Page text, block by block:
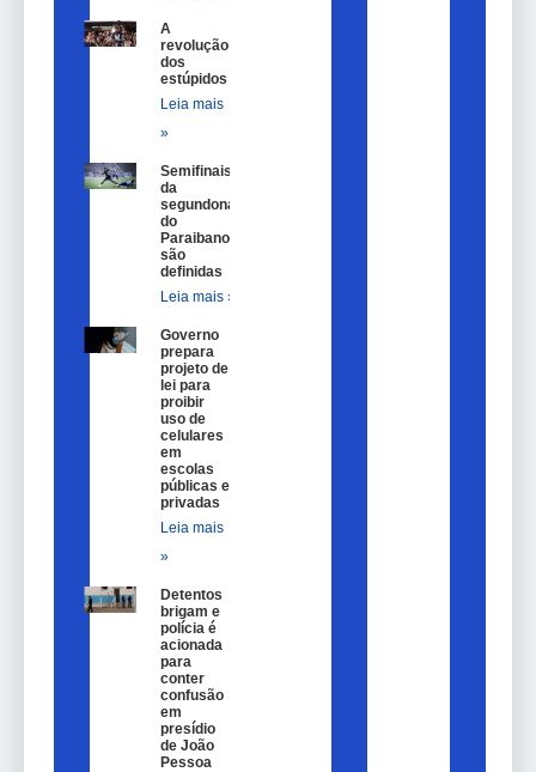
A
revolução
dos
estúpidos
Leia mais
»
Semifinais
da
segundona
do
Paraibano
são
definidas
Leia mais »
Governo
prepara
projeto de
lei para
proibir
uso de
celulares
em
escolas
públicas e
privadas
Leia mais
»
Detentos
brigam e
polícia é
acionada
para
conter
confusão
em
presídio
de João
Pessoa